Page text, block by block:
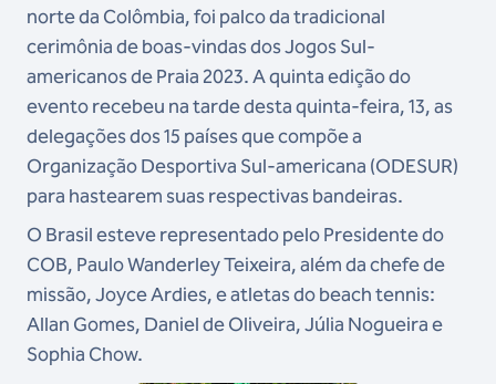
norte da Colômbia, foi palco da tradicional
cerimônia de boas-vindas dos Jogos Sul-
americanos de Praia 2023. A quinta edição do
evento recebeu na tarde desta quinta-feira, 13, as
delegações dos 15 países que compõe a
Organização Desportiva Sul-americana (ODESUR)
para hastearem suas respectivas bandeiras.
O Brasil esteve representado pelo Presidente do
COB, Paulo Wanderley Teixeira, além da chefe de
missão, Joyce Ardies, e atletas do beach tennis:
Allan Gomes, Daniel de Oliveira, Júlia Nogueira e
Sophia Chow.